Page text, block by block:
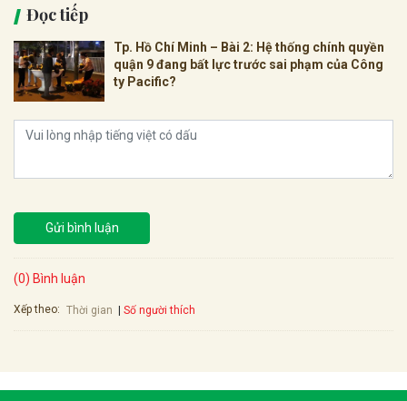
Đọc tiếp
Tp. Hồ Chí Minh – Bài 2: Hệ thống chính quyền
quận 9 đang bất lực trước sai phạm của Công
ty Pacific?
Gửi bình luận
(0) Bình luận
Xếp theo: Thời gian Số người thích